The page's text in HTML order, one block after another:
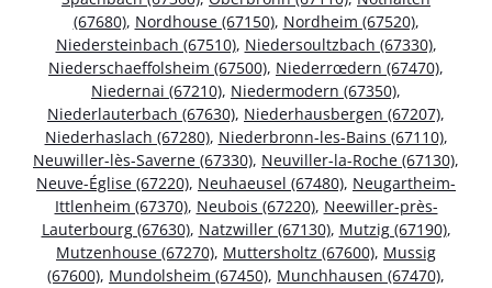
(67680), Nordhouse (67150), Nordheim (67520),
Niedersteinbach (67510), Niedersoultzbach (67330),
Niederschaeffolsheim (67500), Niederrœdern (67470),
Niedernai (67210), Niedermodern (67350),
Niederlauterbach (67630), Niederhausbergen (67207),
Niederhaslach (67280), Niederbronn-les-Bains (67110),
Neuwiller-lès-Saverne (67330), Neuviller-la-Roche (67130),
Neuve-Église (67220), Neuhaeusel (67480), Neugartheim-
Ittlenheim (67370), Neubois (67220), Neewiller-près-
Lauterbourg (67630), Natzwiller (67130), Mutzig (67190),
Mutzenhouse (67270), Muttersholtz (67600), Mussig
(67600), Mundolsheim (67450), Munchhausen (67470),